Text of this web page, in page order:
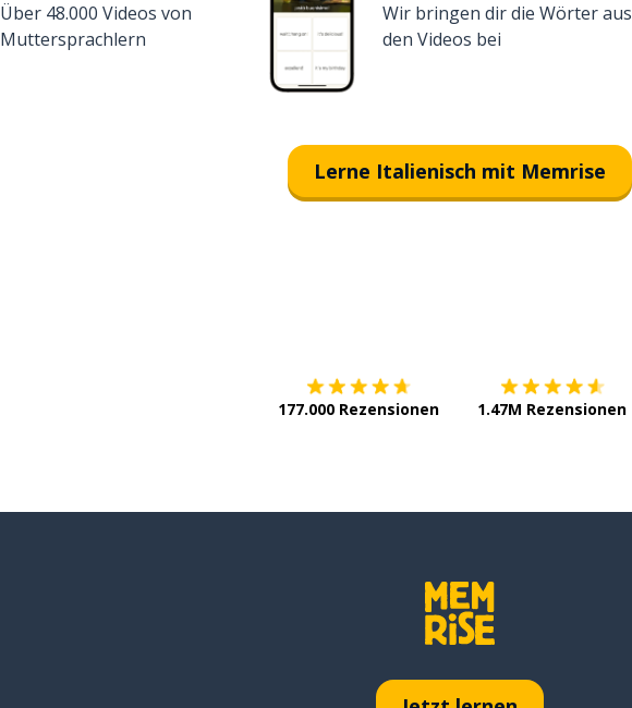
Über 48.000 Videos von
Muttersprachlern
Wir bringen dir die Wörter aus
den Videos bei
Lerne Italienisch mit Memrise
177.000 Rezensionen 1.47M Rezensionen